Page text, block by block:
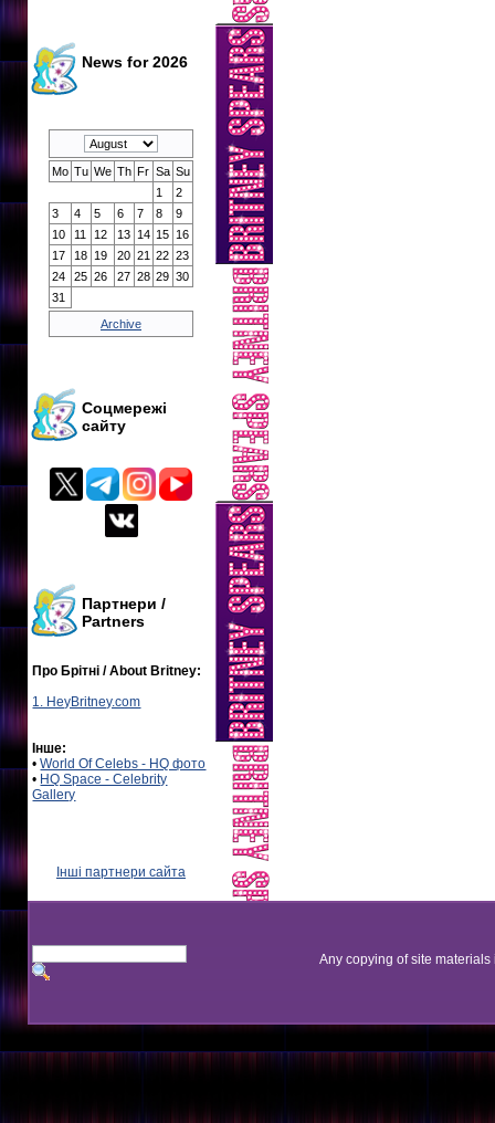
News for 2026
Mo Tu We Th Fr Sa Su
1
2
3
4 5 6 7 8
9
10
11 12 13 14 15 16
17
18 19 20 21 22 23
24
25 26 27 28 29 30
31
Archive
Соцмережі
сайту
Партнери /
Partners
Про Брітні / About Britney:
1. HeyBritney.com
Інше:
•World Of Celebs - HQ фото
• HQ Space - Celebrity
Gallery
Інші партнери сайта
Any copying of site